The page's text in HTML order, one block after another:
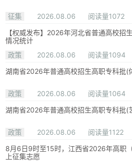
征集 2026.08.06
阅读量1072
【权威发布】2026年河北省普通高校招
情况统计
政策
2026.08.06
阅读量1094
湖南省2026年普通高校招生高职专科批(
政策 2026.08.06
阅读量1064
湖南省2026年普通高校招生高职专科批(
政策 2026.08.06
阅读量1122
8月6日9时至15时，江西省2026年高职
上征集志愿